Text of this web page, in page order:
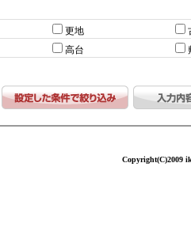
更地
高台
Copyright(C)2009